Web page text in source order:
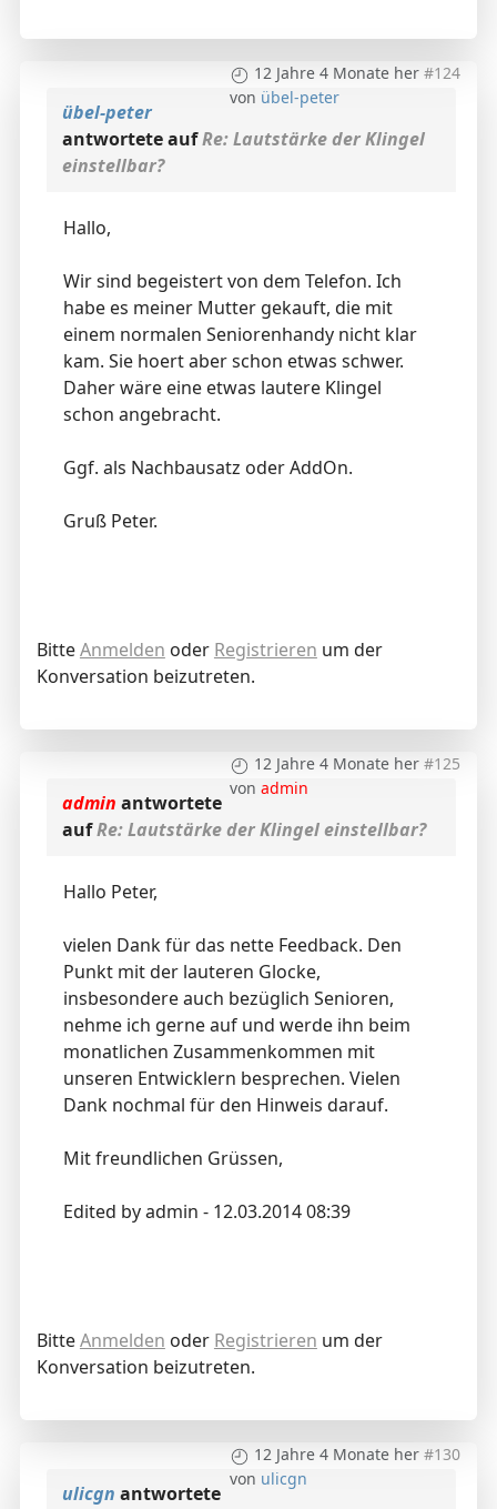
12 Jahre 4 Monate her #124
von übel-peter
übel-peter
antwortete aufRe: Lautstärke der Klingel
einstellbar?
Hallo,
Wir sind begeistert von dem Telefon. Ich
habe es meiner Mutter gekauft, die mit
einem normalen Seniorenhandy nicht klar
kam. Sie hoert aber schon etwas schwer.
Daher wäre eine etwas lautere Klingel
schon angebracht.
Ggf. als Nachbausatz oder AddOn.
Gruß Peter.
BitteAnmelden oder Registrieren um der
Konversation beizutreten.
12 Jahre 4 Monate her #125
vonadmin
admin antwortete
aufRe: Lautstärke der Klingel einstellbar?
Hallo Peter,
vielen Dank für das nette Feedback. Den
Punkt mit der lauteren Glocke,
insbesondere auch bezüglich Senioren,
nehme ich gerne auf und werde ihn beim
monatlichen Zusammenkommen mit
unseren Entwicklern besprechen. Vielen
Dank nochmal für den Hinweis darauf.
Mit freundlichen Grüssen,
Edited by admin - 12.03.2014 08:39
BitteAnmelden oder Registrieren um der
Konversation beizutreten.
12 Jahre 4 Monate her #130
von ulicgn
ulicgn antwortete